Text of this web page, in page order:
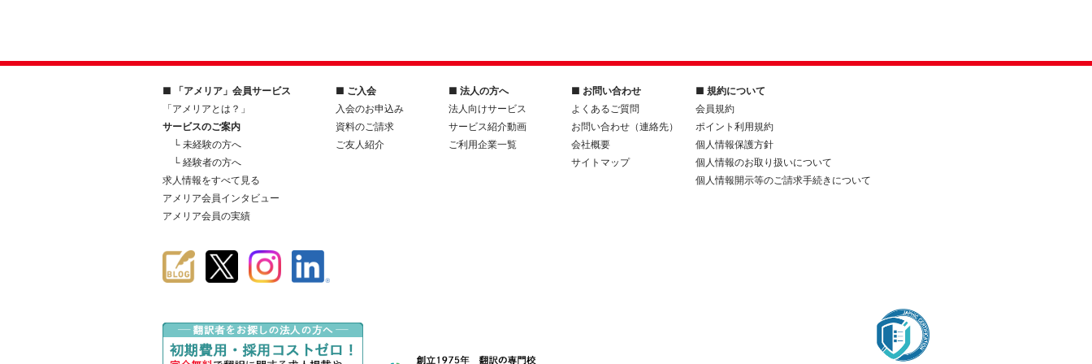
■ 「アメリア」会員サービス
「アメリアとは？」
サービスのご案内
└ 未経験の方へ
└ 経験者の方へ
求人情報をすべて見る
アメリア会員インタビュー
アメリア会員の実績
■ ご入会
入会のお申込み
資料のご請求
ご友人紹介
■ 法人の方へ
法人向けサービス
サービス紹介動画
ご利用企業一覧
■ お問い合わせ
よくあるご質問
お問い合わせ（連絡先）
会社概要
サイトマップ
■ 規約について
会員規約
ポイント利用規約
個人情報保護方針
個人情報のお取り扱いについて
個人情報開示等のご請求手続きについて